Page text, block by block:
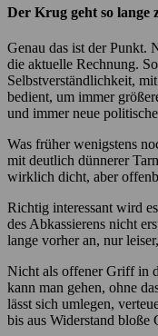
Der Krug geht so lange
Genau das ist der Punkt.
die aktuelle Rechnung.
Selbstverständlichkeit,
bedient, um immer
und immer neue
Was früher wenigstens
mit deutlich dünnerer
wirklich dicht, aber
Richtig interessant wird
des Abkassierens nicht
lange vorher an, nur
Nicht als offener Griff in
kann man gehen, ohne
lässt sich umlegen,
bis aus Widerstand bloße